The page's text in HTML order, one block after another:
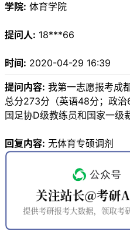
学院: 体育学院
提问人: 18***66
时间: 2020-04-29 16:39
提问内容: 我第一志愿报考成
总分273分（英语48分；政
国足协D级教练员和国家一级
回复内容: 无体育专硕调剂